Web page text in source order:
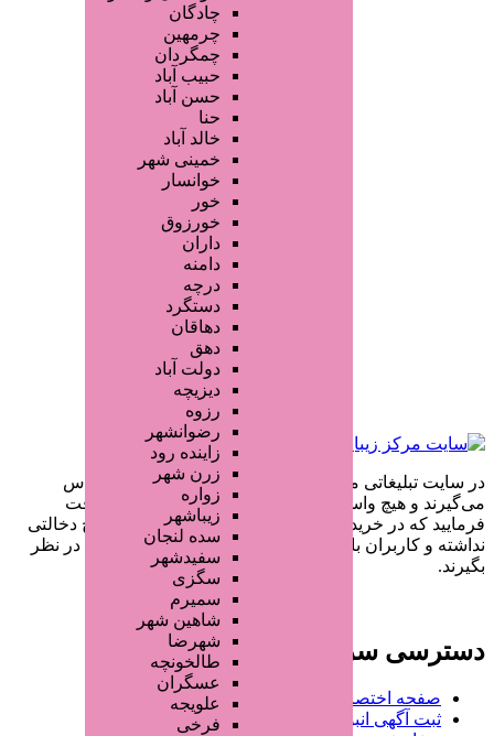
چادگان
چرمهین
چمگردان
حبیب آباد
حسن آباد
خالد آباد
خمینی شهر
خوانسار
خورزوق
دستگرد
دهاقان
دولت آباد
رضوانشهر
زاینده رود
زرن شهر
زیباشهر
سده لنجان
سفیدشهر
سمیرم
شاهین شهر
شهرضا
طالخونچه
عسگران
علویجه
مرکز زیبایی کاربران مستقیما با هم تماس
و هیچ واسطه‌ای در این میان وجود ندارد، پس دقت
که در خرید و فروشِ شما سایت مرکز زیبایی هیچ دخالتی
کاربران باید خودشان جنبه‌های مختلف امنیتی را در نظر
سریع
اختصاصی کسب و کار شما
آگهی انبوه تبلیغاتی